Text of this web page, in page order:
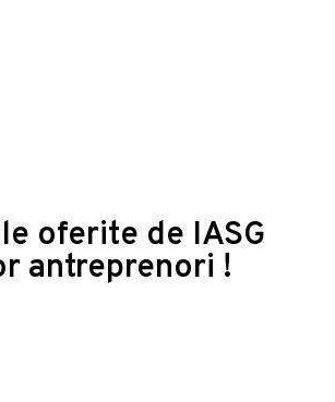
oferite de IASG
antreprenori !